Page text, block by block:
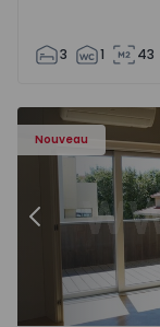
3 1 43
Nouveau
Appartement T3
Précédent